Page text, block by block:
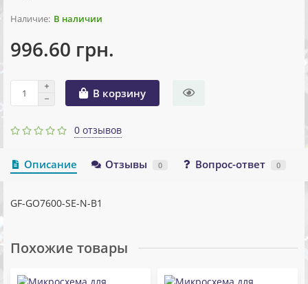
В наличии
996.60 грн.
В корзину
0 отзывов
Описание Отзывы 0 Вопрос-ответ 0
GF-GO7600-SE-N-B1
Похожие товары